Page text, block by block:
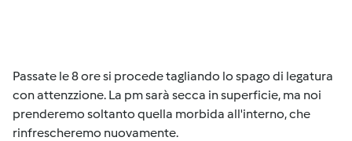
Passate le 8 ore si procede tagliando lo spago di legatura
con attenzzione. La pm sarà secca in superficie, ma noi
prenderemo soltanto quella morbida all'interno, che
rinfrescheremo nuovamente.